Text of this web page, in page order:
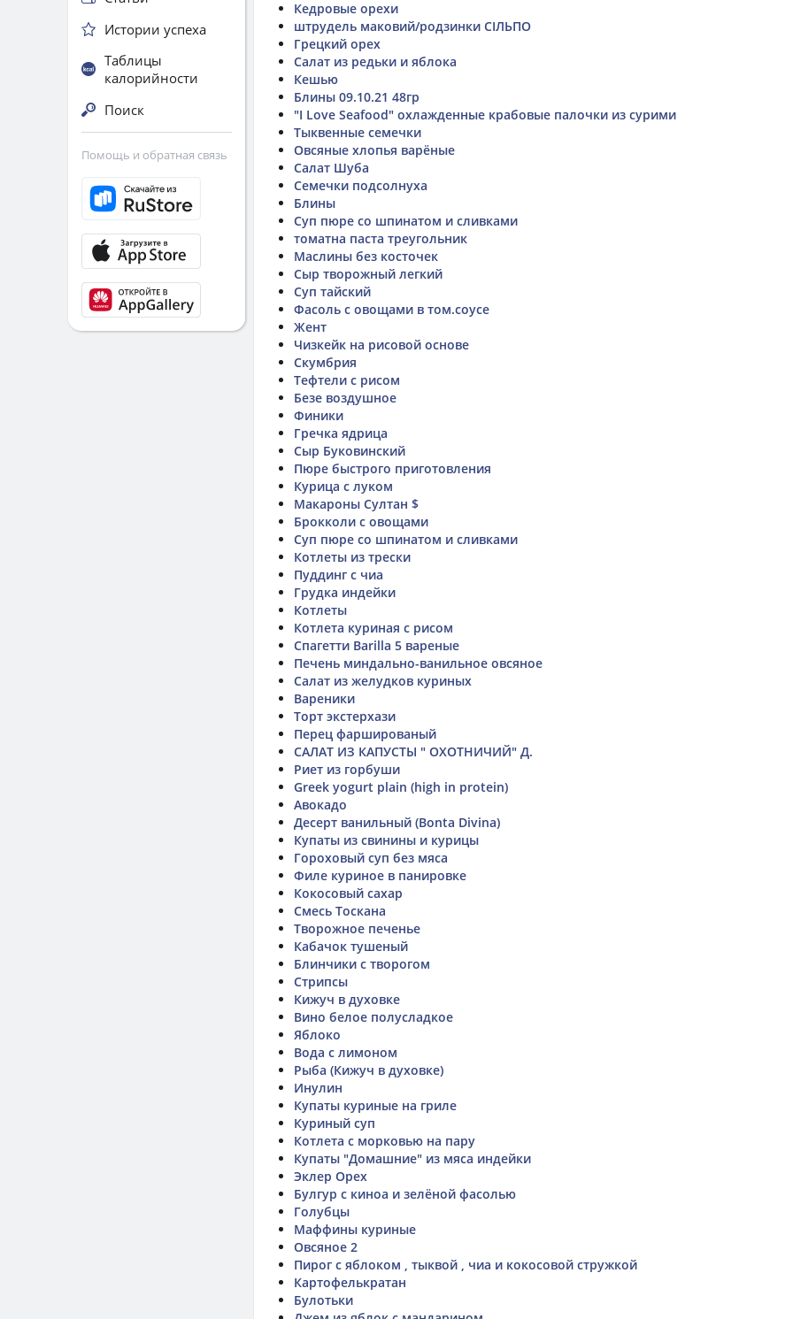
Кедровые орехи
штрудель маковий/родзинки СІЛЬПО
Грецкий орех
Салат из редьки и яблока
Кешью
Блины 09.10.21 48гр
"I Love Seafood" охлажденные крабовые палочки из сурими
Тыквенные семечки
Овсяные хлопья варёные
Салат Шуба
Семечки подсолнуха
Блины
Суп пюре со шпинатом и сливками
томатна паста треугольник
Маслины без косточек
Сыр творожный легкий
Суп тайский
Фасоль с овощами в том.соусе
Жент
Чизкейк на рисовой основе
Скумбрия
Тефтели с рисом
Безе воздушное
Финики
Гречка ядрица
Сыр Буковинский
Пюре быстрого приготовления
Курица с луком
Макароны Султан $
Брокколи с овощами
Суп пюре со шпинатом и сливками
Котлеты из трески
Пуддинг с чиа
Грудка индейки
Котлеты
Котлета куриная с рисом
Спагетти Barilla 5 вареные
Печень миндально-ванильное овсяное
Салат из желудков куриных
Вареники
Торт экстерхази
Перец фаршированый
САЛАТ ИЗ КАПУСТЫ " ОХОТНИЧИЙ" Д.
Риет из горбуши
Greek yogurt plain (high in protein)
Авокадо
Десерт ванильный (Bonta Divina)
Купаты из свинины и курицы
Гороховый суп без мяса
Филе куриное в панировке
Кокосовый сахар
Смесь Тоскана
Творожное печенье
Кабачок тушеный
Блинчики с творогом
Стрипсы
Кижуч в духовке
Вино белое полусладкое
Яблоко
Вода с лимоном
Рыба (Кижуч в духовке)
Инулин
Купаты куриные на гриле
Куриный суп
Котлета с морковью на пару
Купаты "Домашние" из мяса индейки
Эклер Орех
Булгур с киноа и зелёной фасолью
Голубцы
Маффины куриные
Овсяное 2
Пирог с яблоком , тыквой , чиа и кокосовой стружкой
Картофелькратан
Булотьки
Истории успеха
Таблицы
калорийности
Поиск
Помощь и обратная связь